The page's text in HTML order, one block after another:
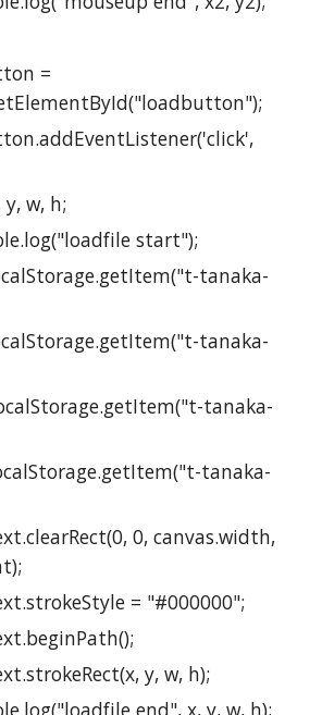
x, y, w, h;
console.log("loadfile start");
context.strokeStyle = "#000000";
context.beginPath();
context.strokeRect(x, y, w, h);
console.log("loadfile end", x, y, w, h);